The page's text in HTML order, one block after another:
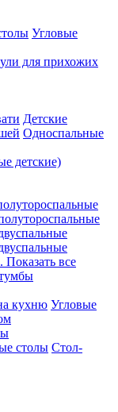
Угловые
для прихожих
Детские
Односпальные
детские)
Показать все
кухню Угловые
столы Стол-